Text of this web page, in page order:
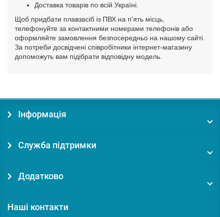
Доставка товарів по всій Україні.
Щоб придбати плавзасіб із ПВХ на п'ять місць,
телефонуйте за контактними номерами телефонів або
оформляйте замовлення безпосередньо на нашому сайті.
За потреби досвідчені співробітники інтернет-магазину
допоможуть вам підібрати відповідну модель.
Інформація
Служба підтримки
Додатково
Наші контакти